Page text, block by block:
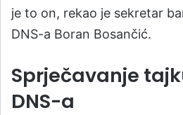
je to on, rekao je sekretar
DNS-a Boran Bosančić.
Sprječavanje
DNS-a